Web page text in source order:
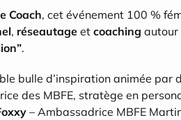
Coach
, réseautage et coaching autour
.
bulle d’inspiration animée par
des MBFE, stratège en
– Ambassadrice MBFE